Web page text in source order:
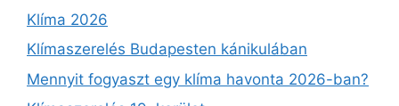
Klíma 2026
Klímaszerelés Budapesten kánikulában
Mennyit fogyaszt egy klíma havonta 2026-ban?